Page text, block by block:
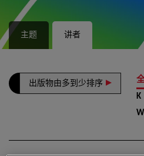
主题 讲者
出版物由多到少排序
K
W